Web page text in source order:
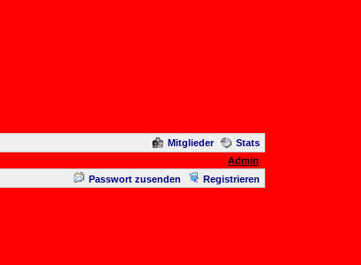
Mitglieder
Stats
Admin
Passwort zusenden Registrieren